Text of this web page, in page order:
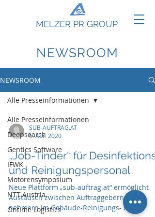
MELZER PR GROUP
NEWSROOM
NEWSROOM
Alle Presseinformationen
Deepsearch
Gentics Software
IFWK
Motorensymposium
NTT Austria
Ontime Logistics
Alle Presseinformationen
SUB-AUFTRAG.AT
6. Apr. 2020
„Job-Tinder“ für Desinfektions-
und Reinigungspersonal
Neue Plattform „sub-auftrag.at“ ermöglicht
Austausch zwischen Auftraggebern und -
nehmern im Gebäude-Reinigungs- und